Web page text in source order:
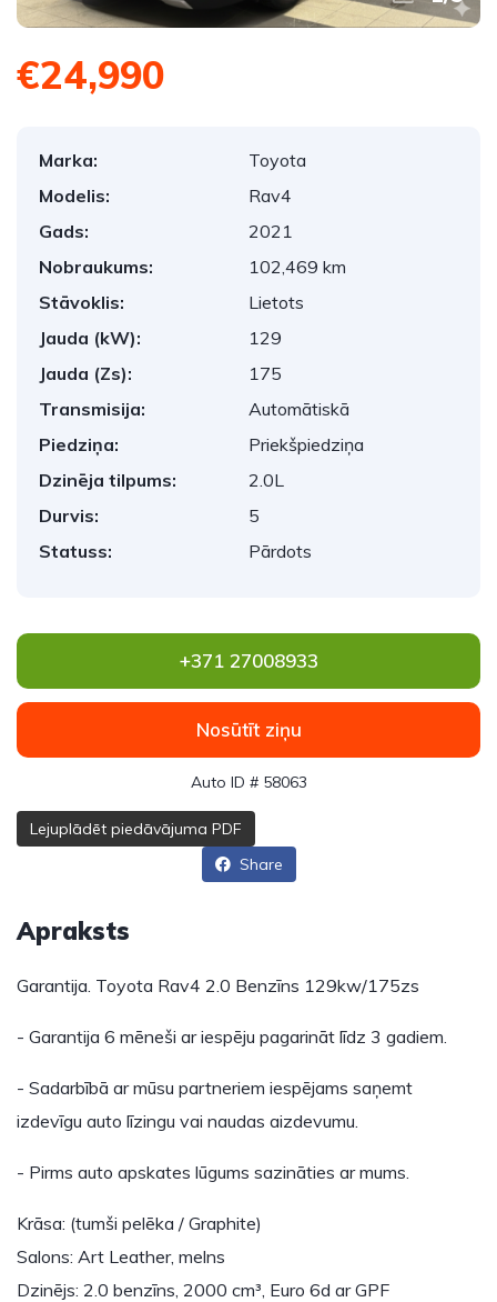
€24,990
Marka:
Toyota
Modelis:
Rav4
Gads:
2021
Nobraukums:
102,469 km
Stāvoklis:
Lietots
Jauda (kW):
129
Jauda (Zs):
175
Transmisija:
Automātiskā
Piedziņa:
Priekšpiedziņa
Dzinēja tilpums:
2.0L
Durvis:
5
Statuss:
Pārdots
+371 27008933
Nosūtīt ziņu
Auto ID # 58063
Lejuplādēt piedāvājuma PDF
Share
Apraksts
Garantija. Toyota Rav4 2.0 Benzīns 129kw/175zs
- Garantija 6 mēneši ar iespēju pagarināt līdz 3 gadiem.
- Sadarbībā ar mūsu partneriem iespējams saņemt
izdevīgu auto līzingu vai naudas aizdevumu.
- Pirms auto apskates lūgums sazināties ar mums.
Krāsa: (tumši pelēka / Graphite)
Salons: Art Leather, melns
Dzinējs: 2.0 benzīns, 2000 cm³, Euro 6d ar GPF